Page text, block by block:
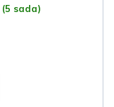
(5 sada)